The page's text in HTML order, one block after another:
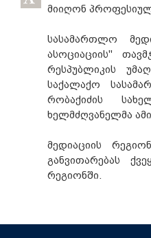
მიიღონ
სასამართლო
ასოციაციის"
რესპუბლიკის
საქალაქო
რობაქიძის
ხელმძღვანელმა
მედიაციის
განვითარებას
რეგიონში.